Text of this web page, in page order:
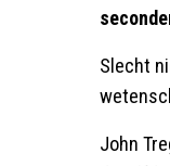
Slecht
John